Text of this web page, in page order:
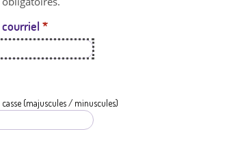
e
courriel *
(majuscules / minuscules)